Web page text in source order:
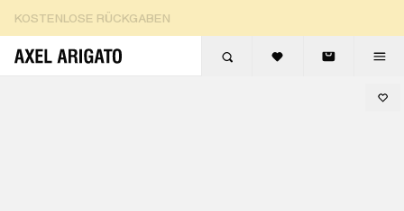
Zum Inhalt springen
KOSTENLOSE RÜCKGABEN
KOSTENLOSE EXPRESSLIEFERUNG